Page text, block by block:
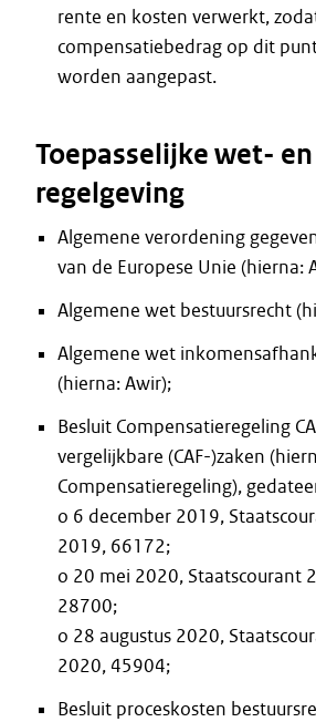
rente en kosten verwerkt,
compensatiebedrag op dit
worden aangepast.
Toepasselijke wet- en
regelgeving
Algemene verordening
van de Europese Unie (hierna:
Algemene wet bestuursrecht
Algemene wet
(hierna: Awir);
Besluit Compensatieregeling
vergelijkbare (CAF-)zaken
Compensatieregeling),
o 6 december 2019,
2019, 66172;
o 20 mei 2020, Staatscourant
28700;
o 28 augustus 2020,
2020, 45904;
Besluit proceskosten